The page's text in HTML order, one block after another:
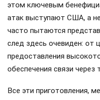
этом ключевым
атак выступают США, а
часто пытаются
след здесь очевиден: от
предоставления
обеспечения связи через
Все эти приготовления,